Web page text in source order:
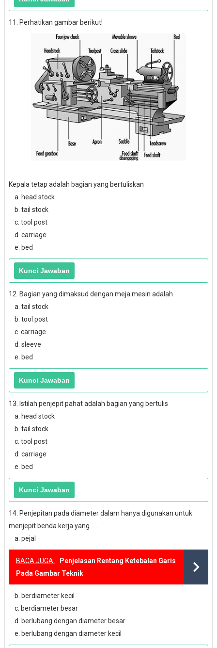
11. Perhatikan gambar berikut!
Kepala tetap adalah bagian yang bertuliskan
a. head stock
b. tail stock
c. tool post
d. carriage
e. bed
12. Bagian yang dimaksud dengan meja mesin adalah
a. tail stock
b. tool post
c. carriage
d. sleeve
e. bed
13. Istilah penjepit pahat adalah bagian yang bertulis
a. head stock
b. tail stock
c. tool post
d. carriage
e. bed
14. Penjepitan pada diameter dalam hanya digunakan untuk
menjepit benda kerja yang . . .
a. pejal
BACA JUGA:
Penjelasan Rentang Ketebalan Garis
Pada Gambar Teknik
b. berdiameter kecil
c. berdiameter besar
d. berlubang dengan diameter besar
e. berlubang dengan diameter kecil